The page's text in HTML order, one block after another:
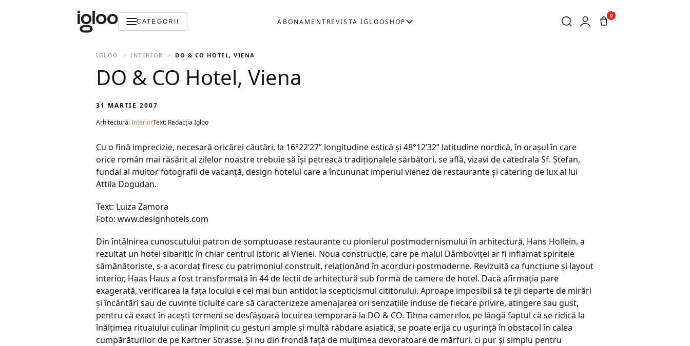
CATEGORII ABONAMENTREVISTA IGLOOSHOP
0
IGLOO INTERIOR DO & CO HOTEL, VIENA
DO & CO Hotel, Viena
31 MARTIE 2007
Arhitectură:InteriorText: Redacția Igloo
Cu o fină imprecizie, necesară oricărei căutări, la 16°22’27” longitudine estică şi 48°12’32” latitudine nordică, în oraşul în care
orice român mai răsărit al zilelor noastre trebuie să îşi petreacă tradiţionalele sărbători, se află, vizavi de catedrala Sf. Ştefan,
fundal al multor fotografii de vacanţă, design hotelul care a încununat imperiul vienez de restaurante şi catering de lux al lui
Attila Dogudan.
Text: Luiza Zamora
Foto: www.designhotels.com
Din întâlnirea cunoscutului patron de somptuoase restaurante cu pionierul postmodernismului în arhitectură, Hans Hollein, a
rezultat un hotel sibaritic în chiar centrul istoric al Vienei. Noua construcţie, care pe malul Dâmboviţei ar fi inflamat spiritele
sămănătoriste, s-a acordat firesc cu patrimoniul construit, relaţionând în acorduri postmoderne. Revizuită ca funcţiune şi layout
interior, Haas Haus a fost transformată în 44 de lecţii de arhitectură sub formă de camere de hotel. Dacă afirmaţia pare
exagerată, verificarea la faţa locului e cel mai bun antidot la scepticismul cititorului. Aproape imposibil să te ţii departe de mirări
şi încântări sau de cuvinte ticluite care să caracterizeze amenajarea ori senzaţiile induse de fiecare privire, atingere sau gust,
pentru că exact în aceşti termeni se desfăşoară locuirea temporară la DO & CO. Tihna camerelor, pe lângă faptul că se ridică la
înălţimea ritualului culinar împlinit cu gesturi ample şi multă răbdare asiatică, se poate erija cu uşurinţă în obstacol în calea
cumpărăturilor de pe Kartner Strasse. Şi nu din frondă faţă de mulţimea devoratoare de mărfuri, ci pur şi simplu pentru